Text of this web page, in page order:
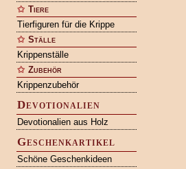
Tiere
Tierfiguren für die Krippe
Ställe
Krippenställe
Zubehör
Krippenzubehör
Devotionalien
Devotionalien aus Holz
Geschenkartikel
Schöne Geschenkideen